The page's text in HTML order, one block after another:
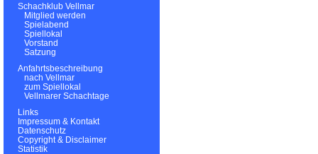
Schachklub Vellmar
Mitglied werden
Spielabend
Spiellokal
Vorstand
Satzung
Anfahrtsbeschreibung
nach Vellmar
zum Spiellokal
Vellmarer Schachtage
Links
Impressum & Kontakt
Datenschutz
Copyright & Disclaimer
Statistik